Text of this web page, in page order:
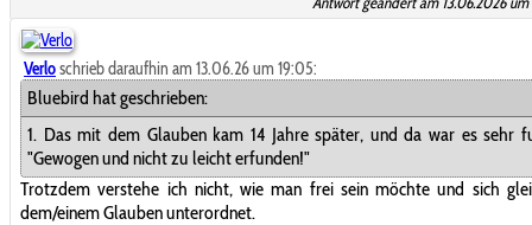
Verloschrieb daraufhin am 13.06.26 um 19:05:
Bluebird hat geschrieben:
1. Das mit dem Glauben kam 14 Jahre später, und da war es sehr
"Gewogen und nicht zu leicht erfunden!"
Trotzdem verstehe ich nicht, wie man frei sein möchte und sich
dem/einem Glauben unterordnet.